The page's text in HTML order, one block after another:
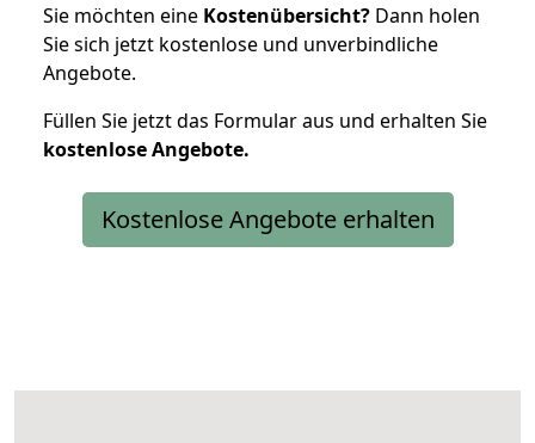
Sie möchten eine Kostenübersicht? Dann holen
Sie sich jetzt kostenlose und unverbindliche
Angebote.
Füllen Sie jetzt das Formular aus und erhalten Sie
kostenloseAngebote.
Kostenlose Angebote erhalten